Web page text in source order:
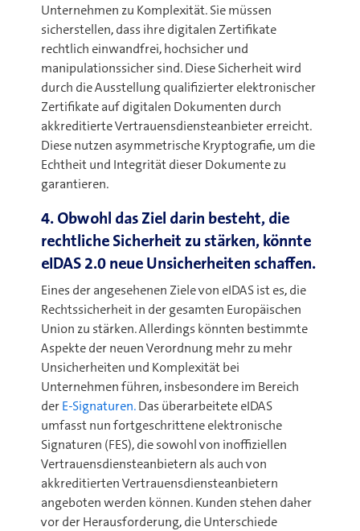
Unternehmen zu Komplexität. Sie müssen
sicherstellen, dass ihre digitalen Zertifikate
rechtlich einwandfrei, hochsicher und
manipulationssicher sind. Diese Sicherheit wird
durch die Ausstellung qualifizierter elektronischer
Zertifikate auf digitalen Dokumenten durch
akkreditierte Vertrauensdiensteanbieter erreicht.
Diese nutzen asymmetrische Kryptografie, um die
Echtheit und Integrität dieser Dokumente zu
garantieren.
4. Obwohl das Ziel darin besteht, die
rechtliche Sicherheit zu stärken, könnte
eIDAS 2.0 neue Unsicherheiten schaffen.
Eines der angesehenen Ziele von eIDAS ist es, die
Rechtssicherheit in der gesamten Europäischen
Union zu stärken. Allerdings könnten bestimmte
Aspekte der neuen Verordnung mehr zu mehr
Unsicherheiten und Komplexität bei
Unternehmen führen, insbesondere im Bereich
derE-Signaturen.Das überarbeitete eIDAS
umfasst nun fortgeschrittene elektronische
Signaturen (FES), die sowohl von inoffiziellen
Vertrauensdiensteanbietern als auch von
akkreditierten Vertrauensdiensteanbietern
angeboten werden können. Kunden stehen daher
vor der Herausforderung, die Unterschiede